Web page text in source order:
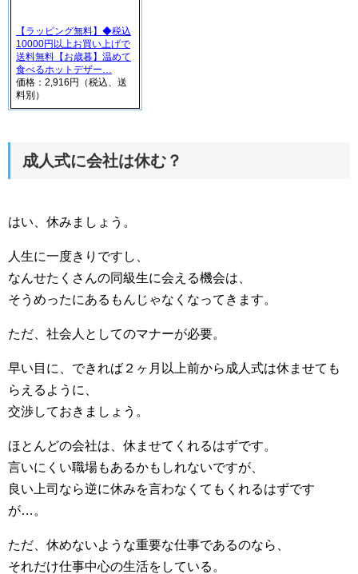
【ラッピング無料】◆税込
10000円以上お買い上げで
送料無料【お歳暮】温めて
食べるホットデザー…
価格：2,916円（税込、送
料別）
成人式に会社は休む？
はい、休みましょう。
人生に一度きりですし、
なんせたくさんの同級生に会える機会は、
そうめったにあるもんじゃなくなってきます。
ただ、社会人としてのマナーが必要。
早い目に、できれば２ヶ月以上前から成人式は休ませても
らえるように、
交渉しておきましょう。
ほとんどの会社は、休ませてくれるはずです。
言いにくい職場もあるかもしれないですが、
良い上司なら逆に休みを言わなくてもくれるはずです
が…。
ただ、休めないような重要な仕事であるのなら、
それだけ仕事中心の生活をしている。